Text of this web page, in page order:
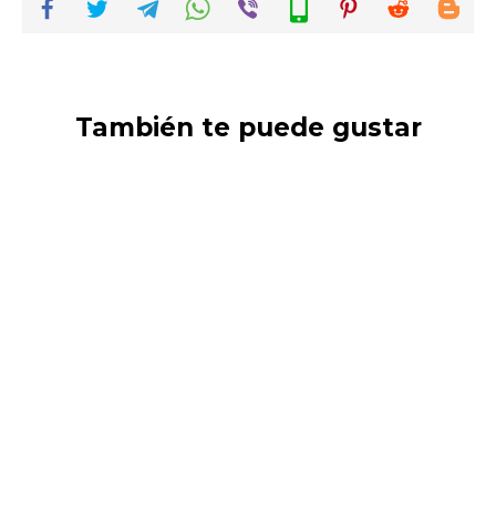
También te puede gustar